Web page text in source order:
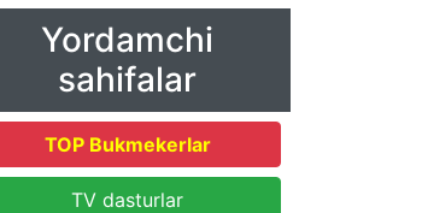
Yordamchi
sahifalar
TOP Bukmekerlar
TV dasturlar